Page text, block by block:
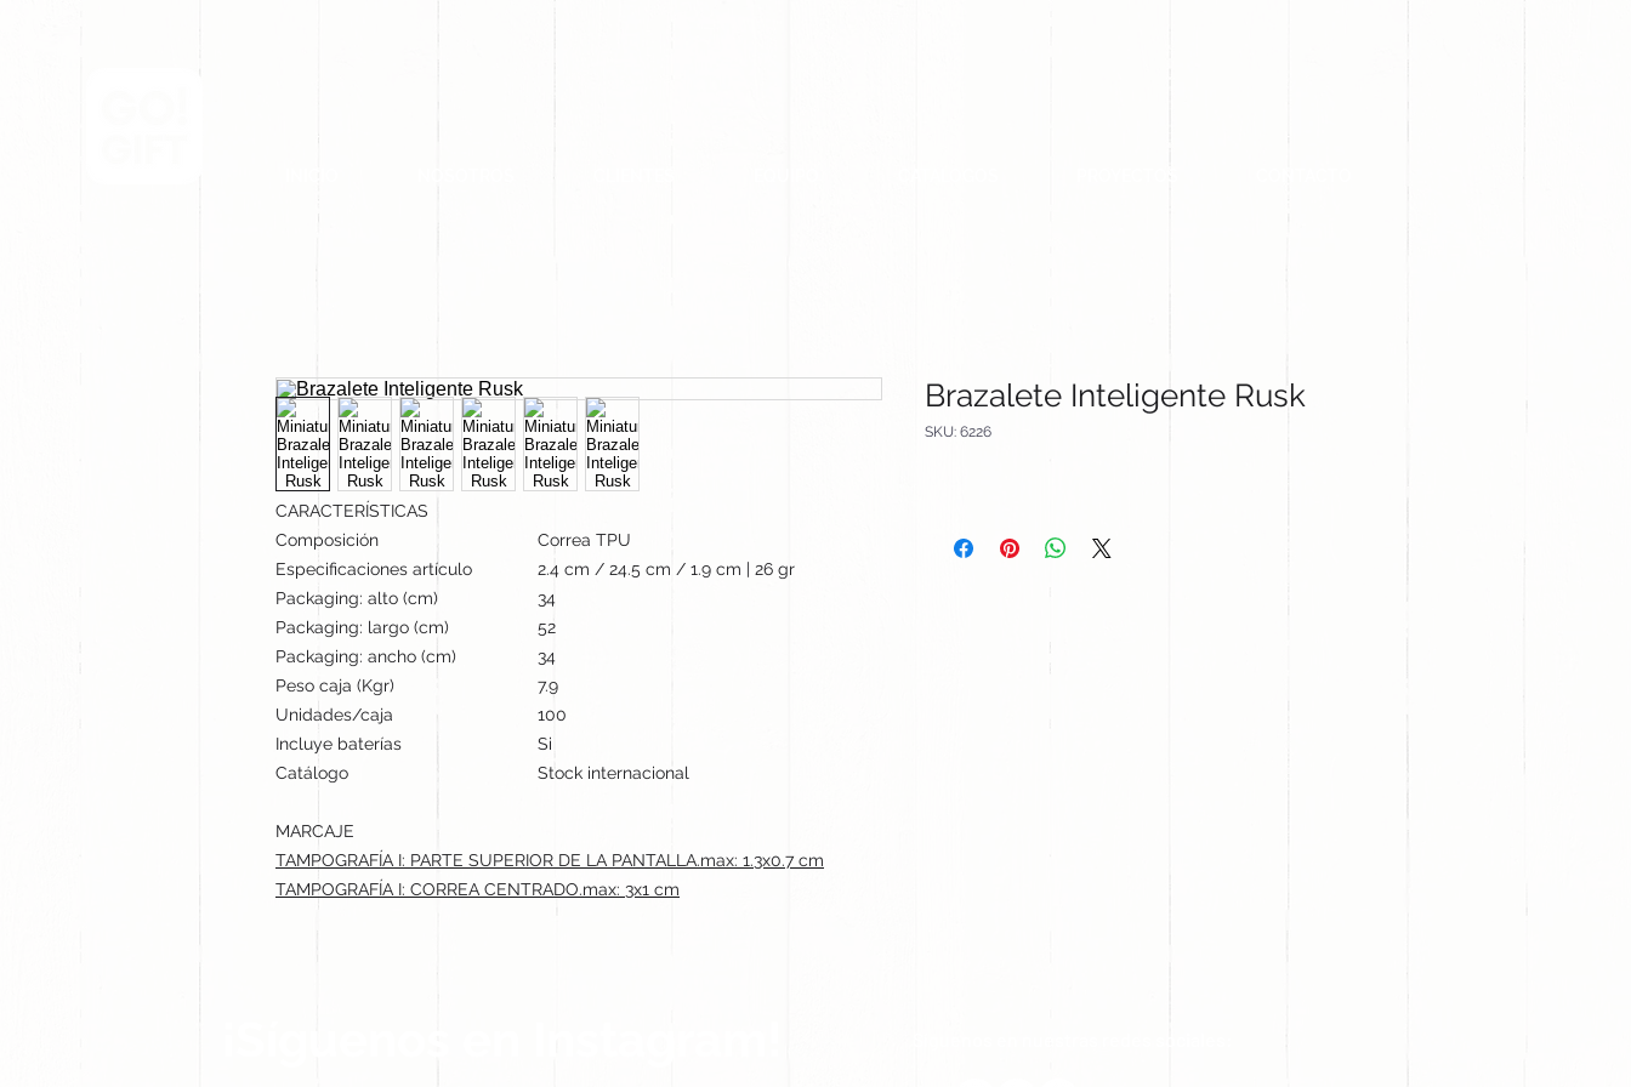
CARACTERÍSTICAS
Composición
Correa TPU
Especificaciones artículo
2.4 cm / 24.5 cm / 1.9 cm | 26 gr
Packaging: alto (cm)
34
Packaging: largo (cm)
52
Packaging: ancho (cm)
34
Peso caja (Kgr)
7.9
Unidades/caja
100
Incluye baterías
Si
Catálogo
Stock internacional
MARCAJE
TAMPOGRAFÍA I: PARTE SUPERIOR DE LA PANTALLA.max: 1.3x0.7 cm
TAMPOGRAFÍA I: CORREA CENTRADO.max: 3x1 cm
Brazalete Inteligente Rusk
SKU: 6226